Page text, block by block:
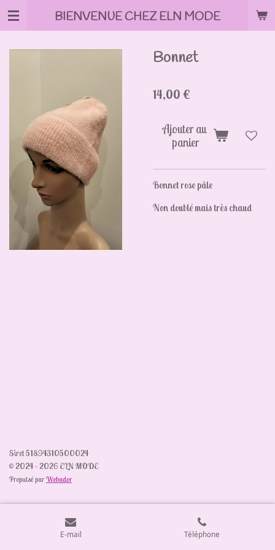
Passer
principal
BIENVENUE CHEZ ELN MODE
Bonnet
14,00 €
Ajouter au
panier
Bonnet rose pâle
Non doublé mais très chaud
Siret 51894310500024
© 2024 - 2026 ELN MODE
Propulsé par Webador
E-mail Téléphone